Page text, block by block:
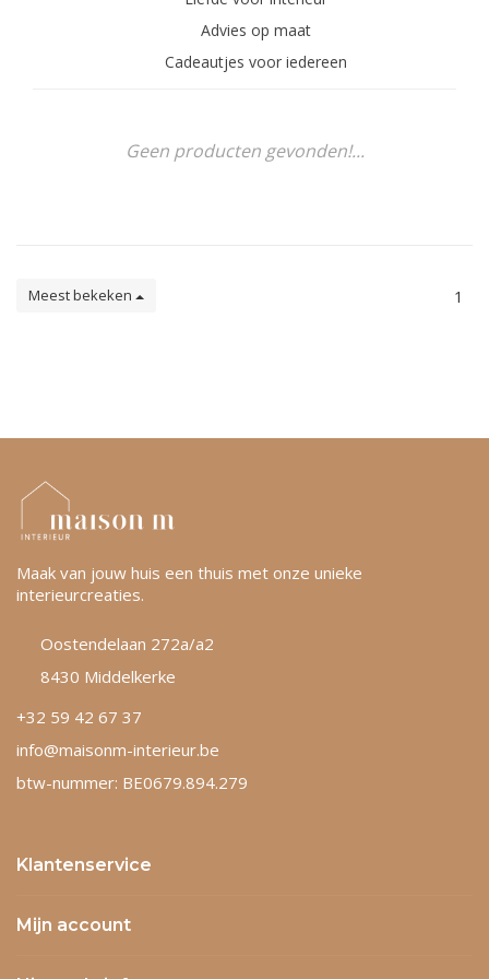
Advies op maat
Cadeautjes voor iedereen
Geen producten gevonden!...
Meest bekeken 1
Maak van jouw huis een thuis met onze unieke
interieurcreaties.
Oostendelaan 272a/a2
8430 Middelkerke
+32 59 42 67 37
info@maisonm-interieur.be
btw-nummer: BE0679.894.279
Klantenservice
Mijn account